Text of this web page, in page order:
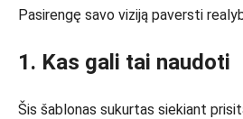
Pasirengę savo viziją paversti
1. Kas gali tai naudoti
Šis šablonas sukurtas siekiant